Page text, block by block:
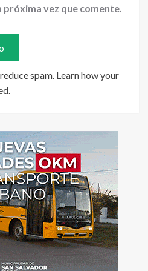
vez que comente.
spam. Learn how your
.